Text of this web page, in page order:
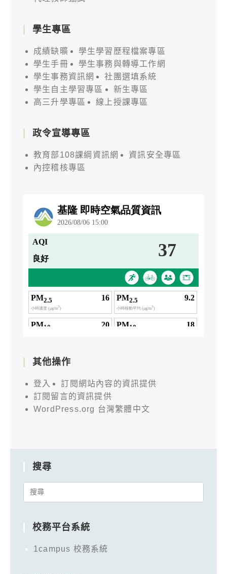
學生專區
成績缺曠
學生學習歷程檔案專區
學生手冊
學生事務與轉導工作網
學生事務資訊網
社團選填系統
學生自主學習專區
新生專區
高三升學專區
線上授課專區
政令宣導專區
教育部108課綱資訊網
資訊安全專區
內控稽核專區
其他操作
登入
訂閱網站內容的資訊提供
訂閱留言的資訊提供
WordPress.org 台灣繁體中文
搜尋
Search
校務平台系統
1campus 校務系統